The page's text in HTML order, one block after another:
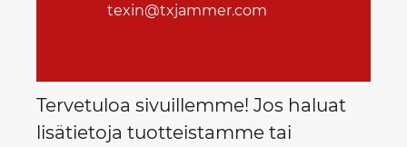
texin@txjammer.com
Tervetuloa sivuillemme! Jos haluat
lisätietoja tuotteistamme tai